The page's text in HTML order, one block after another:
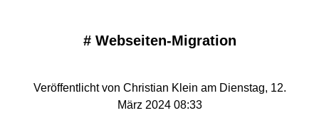
# Webseiten-Migration
Veröffentlicht von Christian Klein am Dienstag, 12.
März 2024 08:33